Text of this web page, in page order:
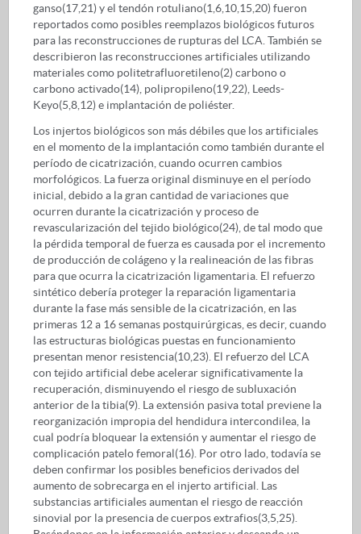
ganso(17,21) y el tendón rotuliano(1,6,10,15,20) fueron
reportados como posibles reemplazos biológicos futuros
para las reconstrucciones de rupturas del LCA. También se
describieron las reconstrucciones artificiales utilizando
materiales como politetrafluoretileno(2) carbono o
carbono activado(14), polipropileno(19,22), Leeds-
Keyo(5,8,12) e implantación de poliéster.
Los injertos biológicos son más débiles que los artificiales
en el momento de la implantación como también durante el
período de cicatrización, cuando ocurren cambios
morfológicos. La fuerza original disminuye en el período
inicial, debido a la gran cantidad de variaciones que
ocurren durante la cicatrización y proceso de
revascularización del tejido biológico(24), de tal modo que
la pérdida temporal de fuerza es causada por el incremento
de producción de colágeno y la realineación de las fibras
para que ocurra la cicatrización ligamentaria. El refuerzo
sintético debería proteger la reparación ligamentaria
durante la fase más sensible de la cicatrización, en las
primeras 12 a 16 semanas postquirúrgicas, es decir, cuando
las estructuras biológicas puestas en funcionamiento
presentan menor resistencia(10,23). El refuerzo del LCA
con tejido artificial debe acelerar significativamente la
recuperación, disminuyendo el riesgo de subluxación
anterior de la tibia(9). La extensión pasiva total previene la
reorganización impropia del hendidura intercondilea, la
cual podría bloquear la extensión y aumentar el riesgo de
complicación patelo femoral(16). Por otro lado, todavía se
deben confirmar los posibles beneficios derivados del
aumento de sobrecarga en el injerto artificial. Las
substancias artificiales aumentan el riesgo de reacción
sinovial por la presencia de cuerpos extrafios(3,5,25).